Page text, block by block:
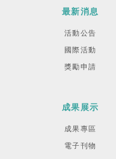
最新消息
活動公告
國際活動
獎勵申請
成果展示
成果專區
電子刊物